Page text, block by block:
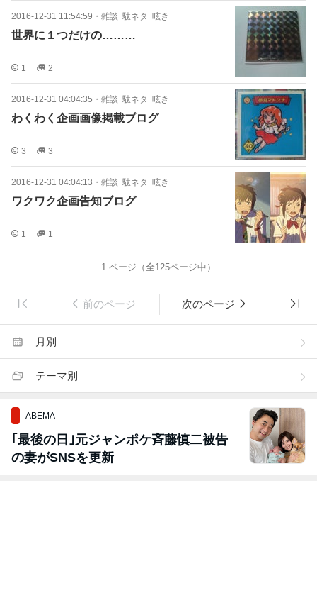
2016-12-31 11:54:59 ・ 雑談･駄ネタ･呟き
世界に１つだけの………
1 2
2016-12-31 04:04:35 ・ 雑談･駄ネタ･呟き
わくわく企画画像掲載ブログ
3 3
2016-12-31 04:04:13 ・ 雑談･駄ネタ･呟き
ワクワク企画告知ブログ
1 1
1 ページ（全125ページ中）
前のページ 次のページ
月別
テーマ別
ABEMA
｢最後の日｣元ジャンポケ斉藤慎二被告
の妻がSNSを更新